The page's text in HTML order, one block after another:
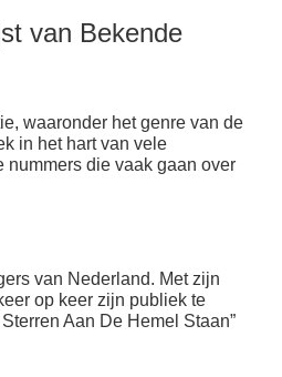
van Bekende
waaronder het genre van de
in het hart van vele
nummers die vaak gaan over
van Nederland. Met zijn
op keer zijn publiek te
Aan De Hemel Staan”